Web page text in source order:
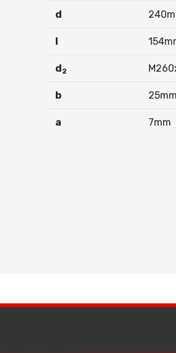
d
I
d2
b 25mm
a 7mm